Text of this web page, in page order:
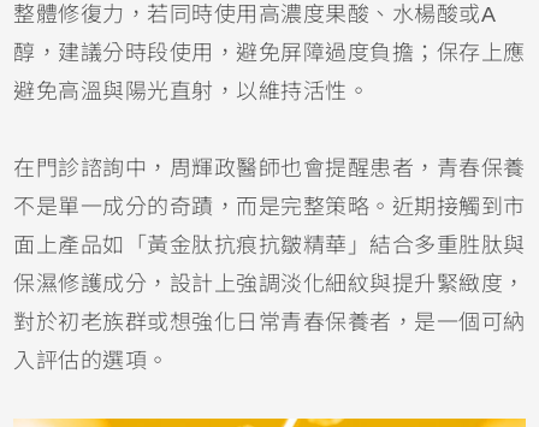
整體修復力，若同時使用高濃度果酸、水楊酸或A
醇，建議分時段使用，避免屏障過度負擔；保存上應
避免高溫與陽光直射，以維持活性。
在門診諮詢中，周輝政醫師也會提醒患者，青春保養
不是單一成分的奇蹟，而是完整策略。近期接觸到市
面上產品如「黃金肽抗痕抗皺精華」結合多重胜肽與
保濕修護成分，設計上強調淡化細紋與提升緊緻度，
對於初老族群或想強化日常青春保養者，是一個可納
入評估的選項。